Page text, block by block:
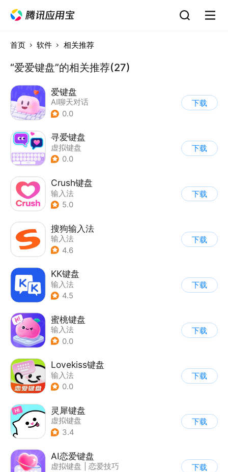
首页 软件 相关推荐
“爱爱键盘”的相关推荐(27)
爱键盘
AI聊天对话
0.0
下载
寻爱键盘
虚拟键盘
0.0
下载
Crush键盘
输入法
5.0
下载
搜狗输入法
输入法
4.6
下载
KK键盘
输入法
4.5
下载
蜜桃键盘
输入法
0.0
下载
Lovekiss键盘
输入法
0.0
下载
灵犀键盘
虚拟键盘
3.4
下载
AI恋爱键盘
虚拟键盘
恋爱技巧
下载